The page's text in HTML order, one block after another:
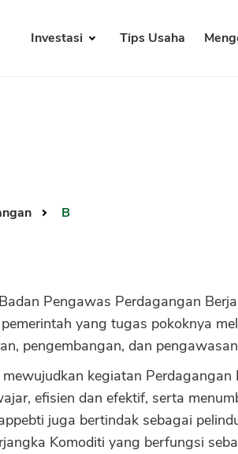
Investasi Tips Usaha
B
Pengawas Perdagangan
yang tugas pokoknya
pengembangan, dan
kegiatan
efisien dan efektif, serta
juga bertindak sebagai
Komoditi yang berfungsi